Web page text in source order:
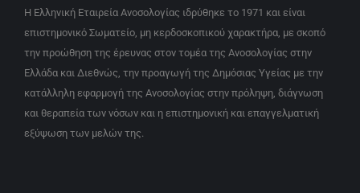
Η Ελληνική Εταιρεία Ανοσολογίας ιδρύθηκε το 1971 και είναι
επιστημονικό Σωματείο, μη κερδοσκοπικού χαρακτήρα, με σκοπό
την προώθηση της έρευνας στον τομέα της Ανοσολογίας στην
Ελλάδα και Διεθνώς, την προαγωγή της Δημόσιας Υγείας με την
κατάλληλη εφαρμογή της Ανοσολογίας στην πρόληψη, διάγνωση
και θεραπεία των νόσων και η επιστημονική και επαγγελματική
εξύψωση των μελών της.